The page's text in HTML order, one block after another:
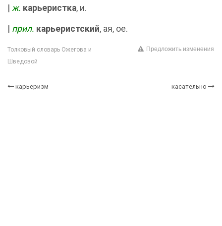
ж. карьеристка, и.
прил. карьеристский, ая, ое.
Толковый словарь Ожегова и
Шведовой
Предложить изменения
карьеризм касательно